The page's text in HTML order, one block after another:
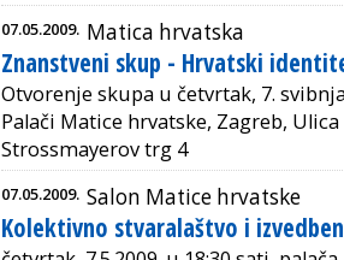
07.05.2009. Matica hrvatska
Znanstveni skup - Hrvatski
Otvorenje skupa u četvrtak, 7.
Palači Matice hrvatske, Zagreb,
Strossmayerov trg 4
07.05.2009. Salon Matice hrvatske
Kolektivno stvaralaštvo i